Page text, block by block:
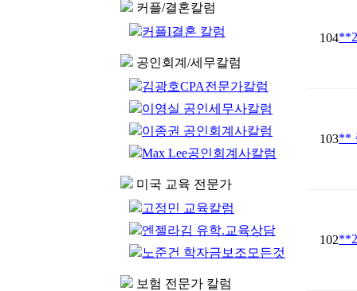
커플/결혼칼럼
커플I결혼 칼럼
공인회계/세무칼럼
김광호CPA전문가칼럼
이영실 공인세무사칼럼
이종권 공인회계사칼럼
Max Lee공인회계사칼럼
미국 교육 전문가
고정민 교육칼럼
엔젤라김 유학.교육상담
노준건 학자금보조모든것
보험 전문가 칼럼
104
103**
102